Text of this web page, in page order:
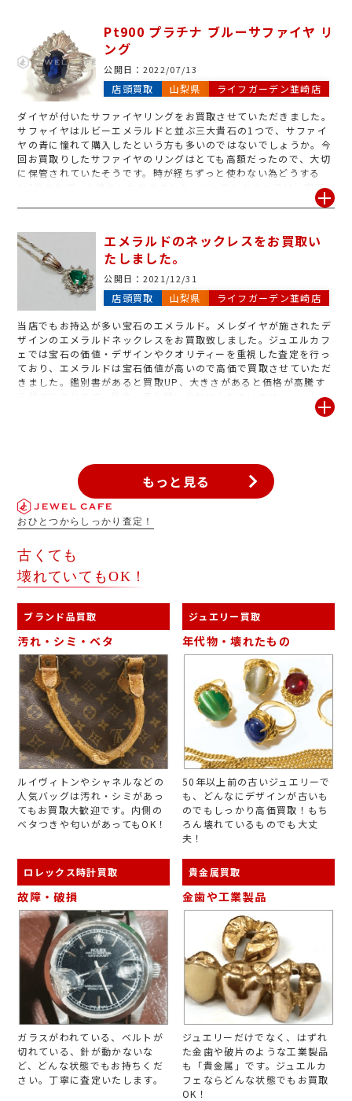
よってはお値段がつかない場合もございます)。
Pt900 プラチナ ブルーサファイヤ リ
ング
公開日： 2022/07/13
店頭買取 山梨県 ライフガーデン韮崎店
ダイヤが付いたサファイヤリングをお買取させていただきました。
サフャイヤはルビーエメラルドと並ぶ三大貴石の1つで、サファイ
ヤの青に憧れて購入したという方も多いのではないでしょうか。今
回お買取りしたサファイヤのリングはとても高額だったので、大切
に保管されていたそうです。時が経ちずっと使わない為どうする
か?悩まれて、お持ちいただきました。ジュエルカフェでは、宝石
の価値やデザイン性、クオリティー等を重視した査定を行っており
とデザイン性で高評価となり高価買取が実現いたしました。
エメラルドのネックレスをお買取い
たしました。
公開日： 2021/12/31
店頭買取 山梨県 ライフガーデン韮崎店
当店でもお持込が多い宝石のエメラルド。メレダイヤが施されたデ
ザインのエメラルドネックレスをお買取致しました。ジュエルカフ
ェでは宝石の価値・デザインやクオリティーを重視した査定を行っ
ており、エメラルドは宝石価値が高いので高価で買取させていただ
きました。鑑別書があると買取UP、大きさがあると価格が高騰す
もっと見る
おひとつからしっかり査定！
古くても
壊れていてもOK！
ブランド品買取
汚れ・シミ・ベタ
ルイヴィトンやシャネルなどの
人気バッグは汚れ・シミがあっ
てもお買取大歓迎です。内側の
ベタつきや匂いがあってもOK！
ジュエリー買取
年代物・壊れたもの
50年以上前の古いジュエリーで
も、どんなにデザインが古いも
のでもしっかり高価買取！もち
ろん壊れているものでも大丈
夫！
ロレックス時計買取
故障・破損
ガラスがわれている、ベルトが
切れている、針が動かないな
ど、どんな状態でもお持ちくだ
さい。丁寧に査定いたします。
貴金属買取
金歯や工業製品
ジュエリーだけでなく、はずれ
た金歯や破片のような工業製品
も「貴金属」です。ジュエルカ
フェならどんな状態でもお買取
OK！